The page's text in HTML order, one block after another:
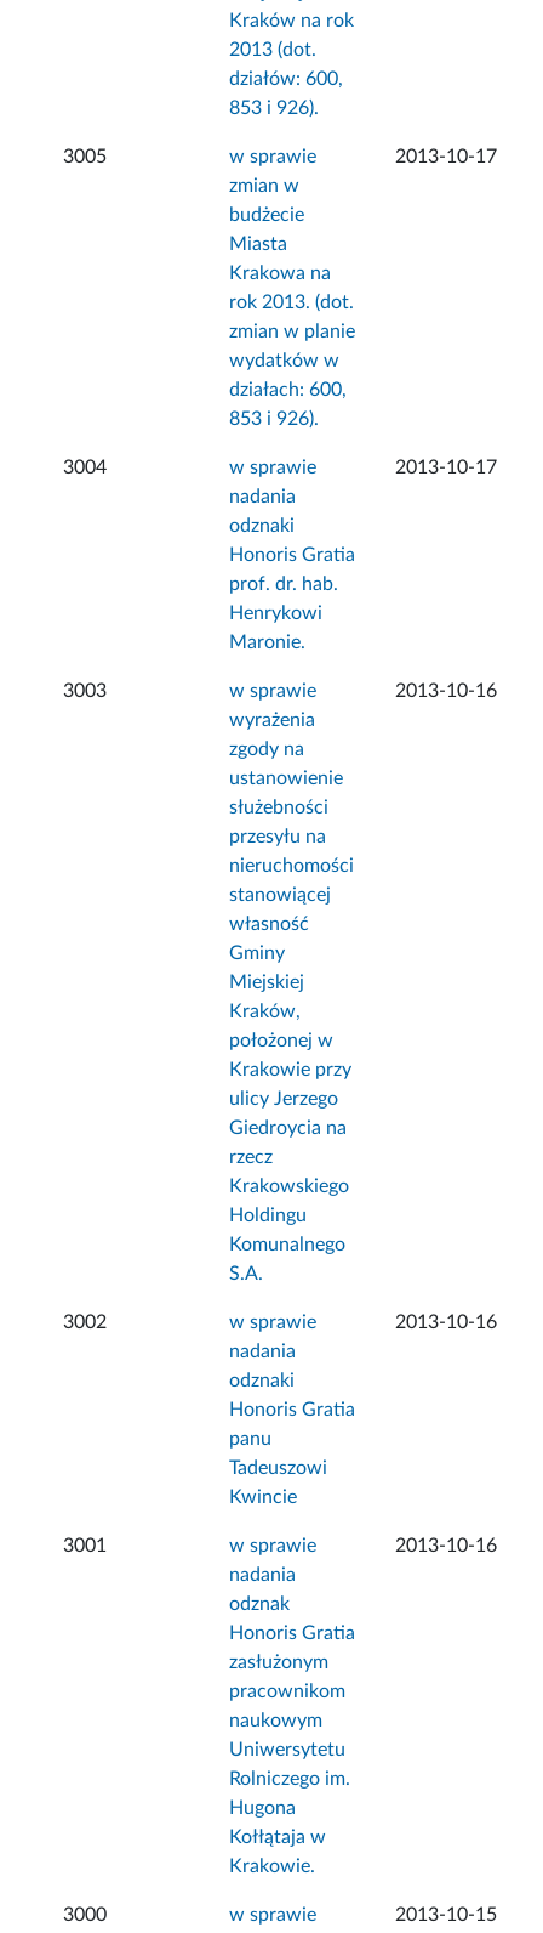
Kraków na rok
2013 (dot.
działów: 600,
853 i 926).
3005
w sprawie
zmian w
budżecie
Miasta
Krakowa na
rok 2013. (dot.
zmian w planie
wydatków w
działach: 600,
853 i 926).
2013-10-17
3004
w sprawie
nadania
odznaki
Honoris Gratia
prof. dr. hab.
Henrykowi
Maronie.
2013-10-17
3003
w sprawie
wyrażenia
zgody na
ustanowienie
służebności
przesyłu na
nieruchomości
stanowiącej
własność
Gminy
Miejskiej
Kraków,
położonej w
Krakowie przy
ulicy Jerzego
Giedroycia na
rzecz
Krakowskiego
Holdingu
Komunalnego
S.A.
2013-10-16
3002
w sprawie
nadania
odznaki
Honoris Gratia
panu
Tadeuszowi
Kwincie
2013-10-16
3001
w sprawie
nadania
odznak
Honoris Gratia
zasłużonym
pracownikom
naukowym
Uniwersytetu
Rolniczego im.
Hugona
Kołłątaja w
Krakowie.
2013-10-16
3000
w sprawie
2013-10-15